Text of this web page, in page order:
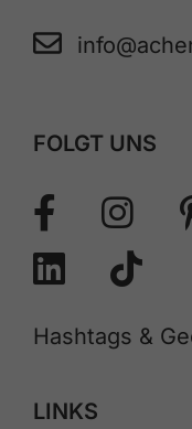
FOLGT UNS
Hashtags &
LINKS